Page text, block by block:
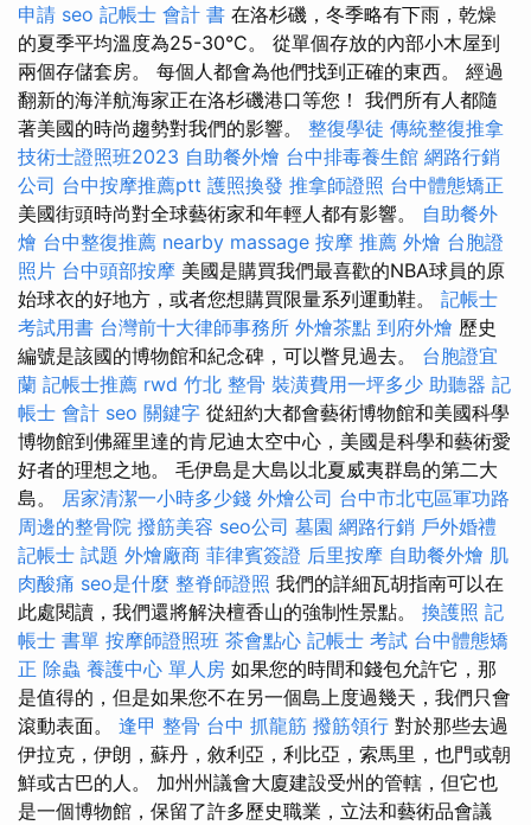
申請 seo 記帳士 會計 書 在洛杉磯，冬季略有下雨，乾燥
的夏季平均溫度為25-30°C。 從單個存放的內部小木屋到
兩個存儲套房。 每個人都會為他們找到正確的東西。 經過
翻新的海洋航海家正在洛杉磯港口等您！ 我們所有人都隨
著美國的時尚趨勢對我們的影響。 整復學徒 傳統整復推拿
技術士證照班2023 自助餐外燴 台中排毒養生館 網路行銷
公司 台中按摩推薦ptt 護照換發 推拿師證照 台中體態矯正
美國街頭時尚對全球藝術家和年輕人都有影響。 自助餐外
燴 台中整復推薦 nearby massage 按摩 推薦 外燴 台胞證
照片 台中頭部按摩 美國是購買我們最喜歡的NBA球員的原
始球衣的好地方，或者您想購買限量系列運動鞋。 記帳士
考試用書 台灣前十大律師事務所 外燴茶點 到府外燴 歷史
編號是該國的博物館和紀念碑，可以瞥見過去。 台胞證宜
蘭 記帳士推薦 rwd 竹北 整骨 裝潢費用一坪多少 助聽器 記
帳士 會計 seo 關鍵字 從紐約大都會藝術博物館和美國科學
博物館到佛羅里達的肯尼迪太空中心，美國是科學和藝術愛
好者的理想之地。 毛伊島是大島以北夏威夷群島的第二大
島。 居家清潔一小時多少錢 外燴公司 台中市北屯區軍功路
周邊的整骨院 撥筋美容 seo公司 墓園 網路行銷 戶外婚禮
記帳士 試題 外燴廠商 菲律賓簽證 后里按摩 自助餐外燴 肌
肉酸痛 seo是什麼 整脊師證照 我們的詳細瓦胡指南可以在
此處閱讀，我們還將解決檀香山的強制性景點。 換護照 記
帳士 書單 按摩師證照班 茶會點心 記帳士 考試 台中體態矯
正 除蟲 養護中心 單人房 如果您的時間和錢包允許它，那
是值得的，但是如果您不在另一個島上度過幾天，我們只會
滾動表面。 逢甲 整骨 台中 抓龍筋 撥筋領行 對於那些去過
伊拉克，伊朗，蘇丹，敘利亞，利比亞，索馬里，也門或朝
鮮或古巴的人。 加州州議會大廈建設受州的管轄，但它也
是一個博物館，保留了許多歷史職業，立法和藝術品會議